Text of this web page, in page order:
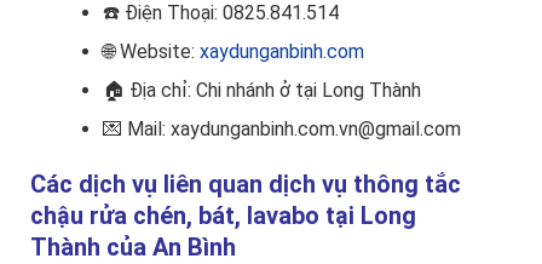
☎️ Điện Thoại: 0825.841.514
🌐 Website: xaydunganbinh.com
🏠 Địa chỉ: Chi nhánh ở tại Long Thành
💌 Mail: xaydunganbinh.com.vn@gmail.com
Các dịch vụ liên quan dịch vụ thông tắc
chậu rửa chén, bát, lavabo tại Long
Thành của An Bình